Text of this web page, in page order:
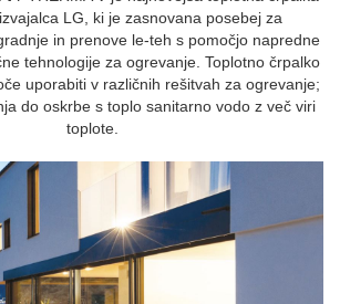
LG, ki je zasnovana posebej za
in prenove le-teh s pomočjo napredne
tehnologije za ogrevanje. Toplotno črpalko
uporabiti v različnih rešitvah za ogrevanje;
do oskrbe s toplo sanitarno vodo z več viri
toplote.